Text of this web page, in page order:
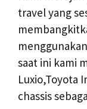
travel yang
saat ini kami
Luxio,Toyota
chassis